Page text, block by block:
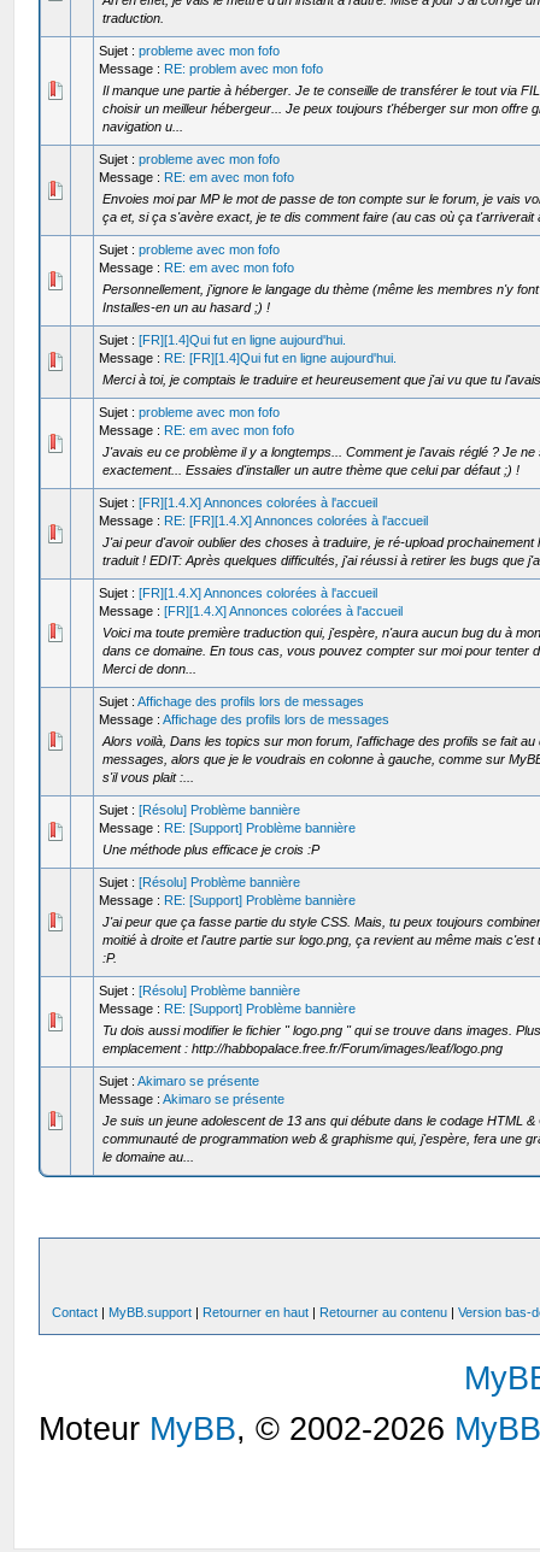
traduction.
Sujet :probleme avec mon fofo
Message : RE: problem avec mon fofo
Il manque une partie à héberger. Je te conseille de transférer le tout via
choisir un meilleur hébergeur... Je peux toujours t'héberger sur mon offre
navigation u...
Sujet :probleme avec mon fofo
Message : RE: em avec mon fofo
Envoies moi par MP le mot de passe de ton compte sur le forum, je vais
ça et, si ça s'avère exact, je te dis comment faire (au cas où ça t'arriverait
Sujet :probleme avec mon fofo
Message : RE: em avec mon fofo
Personnellement, j'ignore le langage du thème (même les membres n'y
Installes-en un au hasard ;) !
Sujet :[FR][1.4]Qui fut en ligne aujourd'hui.
Message : RE: [FR][1.4]Qui fut en ligne aujourd'hui.
Merci à toi, je comptais le traduire et heureusement que j'ai vu que tu
Sujet :probleme avec mon fofo
Message : RE: em avec mon fofo
J'avais eu ce problème il y a longtemps... Comment je l'avais réglé ? Je ne
exactement... Essaies d'installer un autre thème que celui par défaut ;) !
Sujet :[FR][1.4.X] Annonces colorées à l'accueil
Message : RE: [FR][1.4.X] Annonces colorées à l'accueil
J'ai peur d'avoir oublier des choses à traduire, je ré-upload prochainement
traduit ! EDIT: Après quelques difficultés, j'ai réussi à retirer les bugs que
Sujet :[FR][1.4.X] Annonces colorées à l'accueil
Message :[FR][1.4.X] Annonces colorées à l'accueil
Voici ma toute première traduction qui, j'espère, n'aura aucun bug du à
dans ce domaine. En tous cas, vous pouvez compter sur moi pour tenter
Merci de donn...
Sujet :Affichage des profils lors de messages
Message :Affichage des profils lors de messages
Alors voilà, Dans les topics sur mon forum, l'affichage des profils se fait
messages, alors que je le voudrais en colonne à gauche, comme sur
s'il vous plait :...
Sujet :[Résolu] Problème bannière
Message : RE: [Support] Problème bannière
Une méthode plus efficace je crois :P
Sujet :[Résolu] Problème bannière
Message : RE: [Support] Problème bannière
J'ai peur que ça fasse partie du style CSS. Mais, tu peux toujours
moitié à droite et l'autre partie sur logo.png, ça revient au même mais c'est
:P.
Sujet :[Résolu] Problème bannière
Message : RE: [Support] Problème bannière
Tu dois aussi modifier le fichier " logo.png " qui se trouve dans images.
emplacement : http://habbopalace.free.fr/Forum/images/leaf/logo.png
Sujet :Akimaro se présente
Message :Akimaro se présente
Je suis un jeune adolescent de 13 ans qui débute dans le codage HTML
communauté de programmation web & graphisme qui, j'espère, fera une
le domaine au...
Contact | MyBB.support | Retourner en haut | Retourner au contenu |Version bas-
Moteur MyBB, © 2002-2026